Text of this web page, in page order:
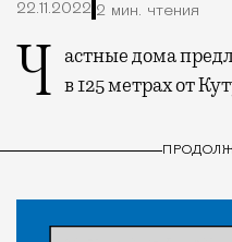
22.11.2022 2 мин. чтения
Частные дома предлагают возвести буквально в 125 метрах от